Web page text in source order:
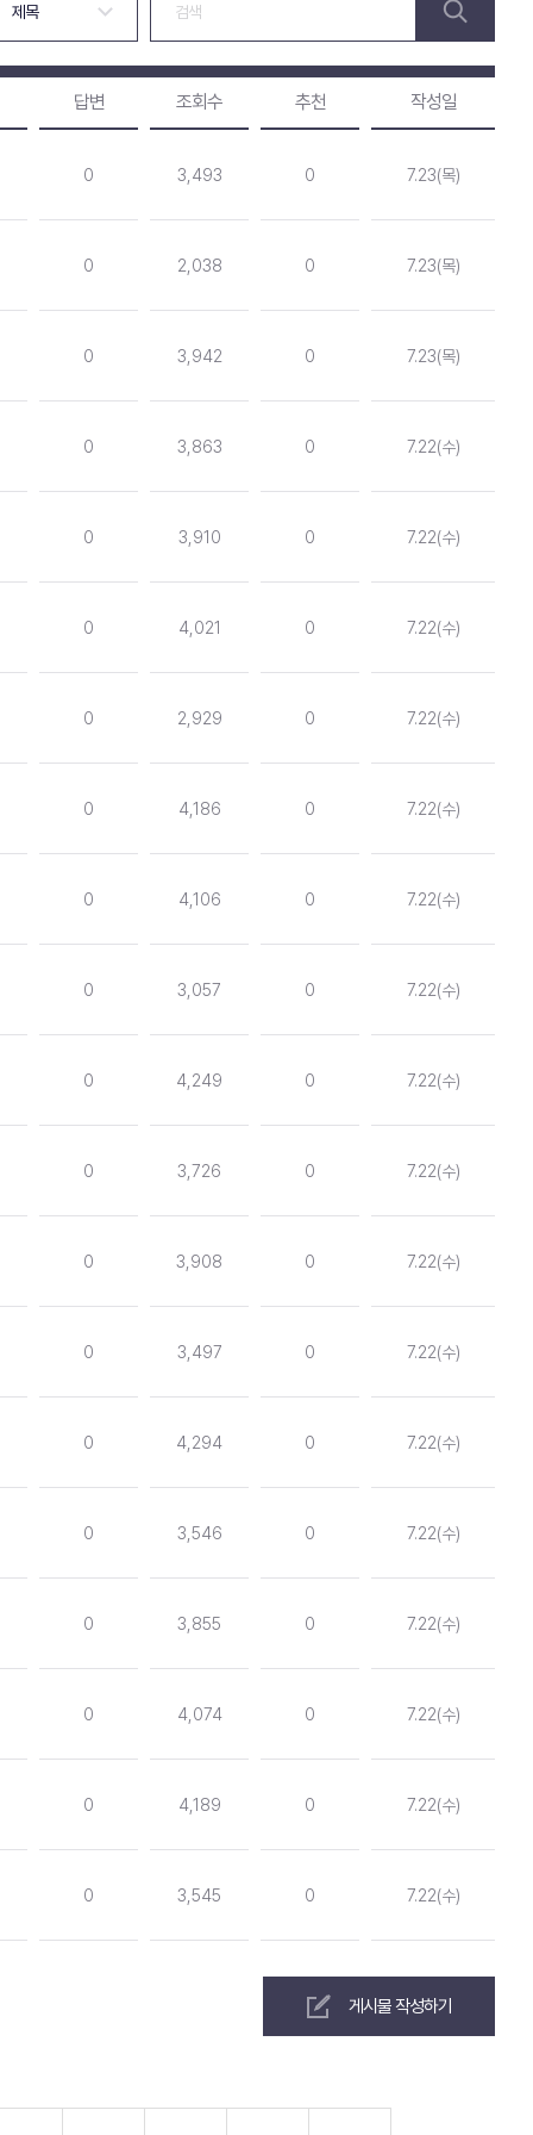
답변 조회수 추천 작성일
0 3,493 0 7.23(목)
0 2,038 0 7.23(목)
0 3,942 0 7.23(목)
0 3,863 0 7.22(수)
0 3,910 0 7.22(수)
0 4,021 0 7.22(수)
0 2,929 0 7.22(수)
0 4,186 0 7.22(수)
0 4,106 0 7.22(수)
0 3,057 0 7.22(수)
0 4,249 0 7.22(수)
0 3,726 0 7.22(수)
0 3,908 0 7.22(수)
0 3,497 0 7.22(수)
0 4,294 0 7.22(수)
0 3,546 0 7.22(수)
0 3,855 0 7.22(수)
0 4,074 0 7.22(수)
0 4,189 0 7.22(수)
0 3,545 0 7.22(수)
게시물 작성하기